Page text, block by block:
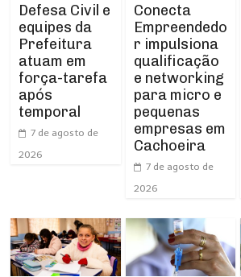
Defesa Civil e
equipes da
Prefeitura
atuam em
força-tarefa
após
temporal
7 de agosto de
2026
Conecta
Empreendedo
r impulsiona
qualificação
e networking
para micro e
pequenas
empresas em
Cachoeira
7 de agosto de
2026